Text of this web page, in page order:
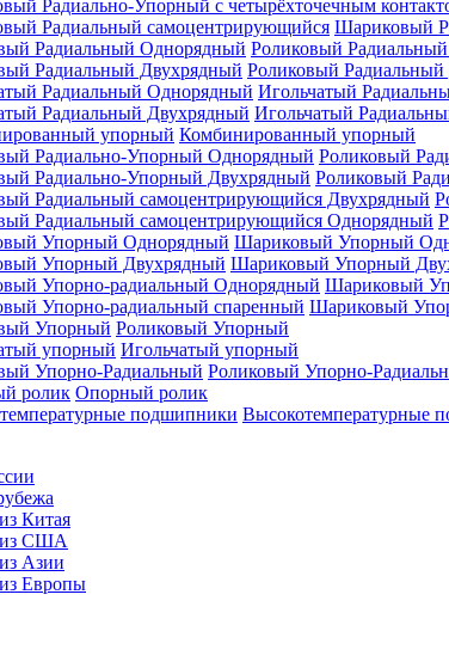
Шариковый
Роликовый
Роликовый
Игольчатый
Игольчатый
Комбинированный упорный
Роликовый
Роликовый
Шариковый Упорный
Шариковый Упорный
Шариковый
Шариковый
Роликовый Упорный
Игольчатый упорный
Роликовый Упорно-
Опорный ролик
Высокотемпературные
Китая
из США
Азии
Европы